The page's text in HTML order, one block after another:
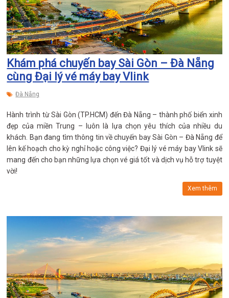
Khám phá chuyến bay Sài Gòn – Đà Nẵng
cùng Đại lý vé máy bay Vlink
Đà Nẵng
Hành trình từ Sài Gòn (TP.HCM) đến Đà Nẵng – thành phố biển xinh
đẹp của miền Trung – luôn là lựa chọn yêu thích của nhiều du
khách. Bạn đang tìm thông tin về chuyến bay Sài Gòn – Đà Nẵng để
lên kế hoạch cho kỳ nghỉ hoặc công việc? Đại lý vé máy bay Vlink sẽ
mang đến cho bạn những lựa chọn vé giá tốt và dịch vụ hỗ trợ tuyệt
vời!
Xem thêm